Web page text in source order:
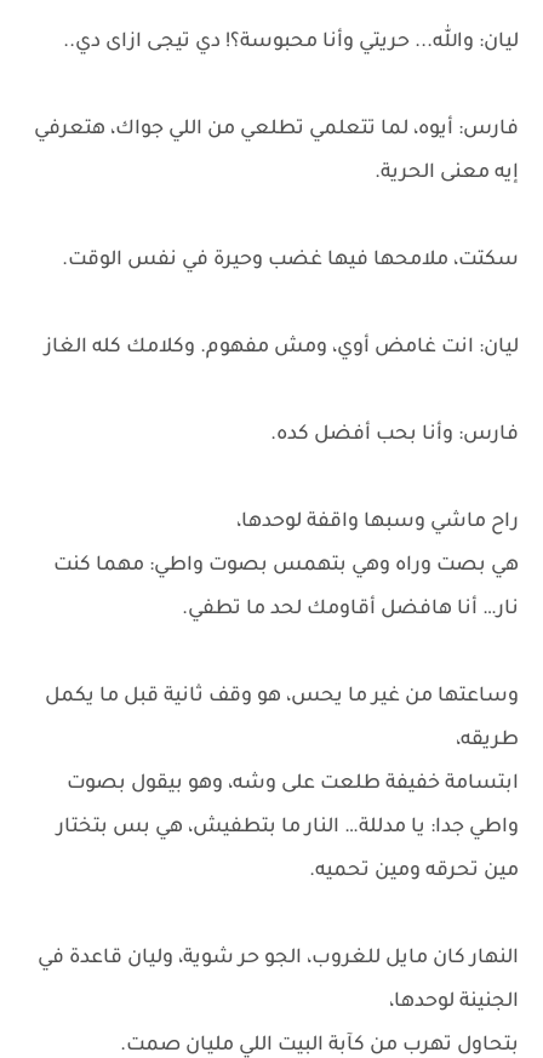
ليان: والله... حريتي وأنا محبوسة؟! دي تيجى ازاى دي..
فارس: أيوه، لما تتعلمي تطلعي من اللي جواك، هتعرفي
إيه معنى الحرية.
سكتت، ملامحها فيها غضب وحيرة في نفس الوقت.
ليان: انت غامض أوي، ومش مفهوم. وكلامك كله الغاز
فارس: وأنا بحب أفضل كده.
راح ماشي وسبها واقفة لوحدها،
هي بصت وراه وهي بتهمس بصوت واطي: مهما كنت
نار… أنا هافضل أقاومك لحد ما تطفي.
وساعتها من غير ما يحس، هو وقف ثانية قبل ما يكمل
طريقه،
ابتسامة خفيفة طلعت على وشه، وهو بيقول بصوت
واطي جدا: يا مدللة… النار ما بتطفيش، هي بس بتختار
مين تحرقه ومين تحميه.
النهار كان مايل للغروب، الجو حر شوية، وليان قاعدة في
الجنينة لوحدها،
بتحاول تهرب من كآبة البيت اللي مليان صمت.